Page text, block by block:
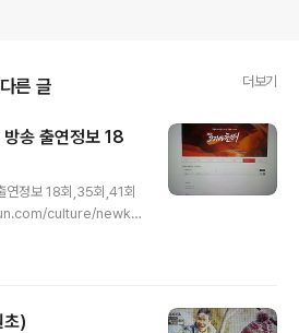
른 글 더보기
송 출연정보 18
연정보 18회,35회,41회
culture/newko
리아헌터 2017년도 방
초)